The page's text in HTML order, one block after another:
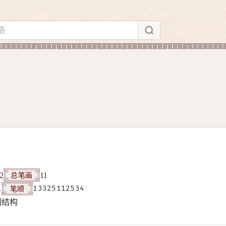
2 总笔画 11
笔顺 13325112534
构